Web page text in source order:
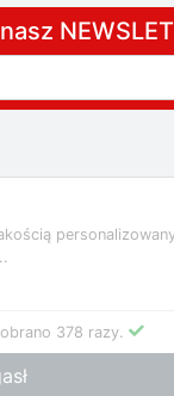
378 razy.